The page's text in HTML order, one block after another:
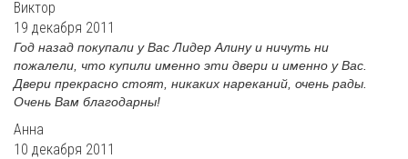
Виктор
19 декабря 2011
Год назад покупали у Вас Лидер Алину и ничуть ни
пожалели, что купили именно эти двери и именно у Вас.
Двери прекрасно стоят, никаких нареканий, очень рады.
Очень Вам благодарны!
Анна
10 декабря 2011